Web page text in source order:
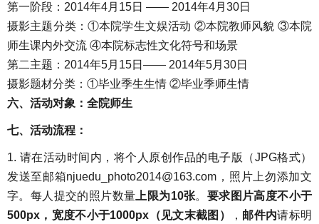
第一阶段：2014年4月15日 —— 2014年4月30日
摄影主题分类：①本院学生文娱活动 ②本院教师风貌 ③本院
师生课内外交流 ④本院标志性文化符号和场景
第二主题：2014年5月15日—— 2014年5月30日
摄影题材分类：①毕业季生生情 ②毕业季师生情
六、活动对象：全院师生
七、活动流程：
1. 请在活动时间内，将个人原创作品的电子版（JPG格式）
发送至邮箱njuedu_photo2014@163.com，照片上勿添加文
字。每人提交的照片数量 上限为10张。 要求图片高度不小于
500px ，宽度不小于1000px（见文末截图） ， 邮件内请标明